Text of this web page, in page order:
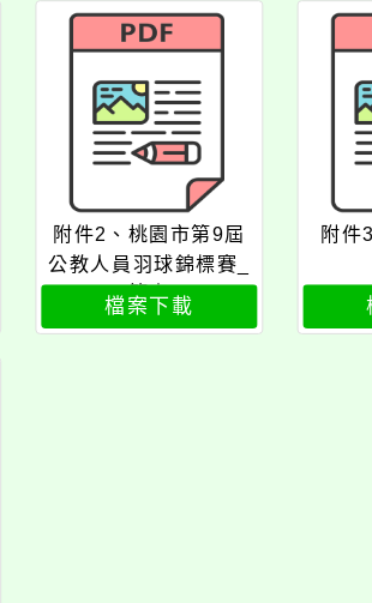
附件2、桃園市第9屆
公教人員羽球錦標賽_
籤表
檔案下載
附件